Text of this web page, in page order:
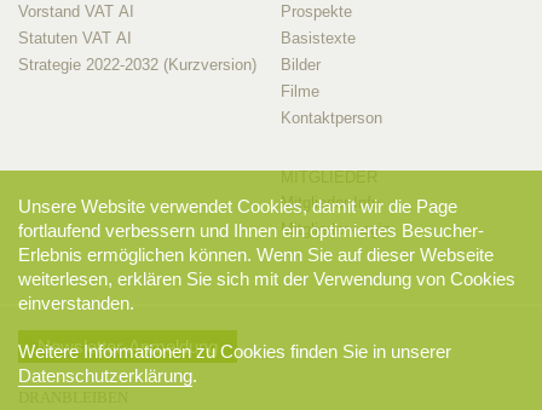
Vorstand VAT AI
Statuten VAT AI
Strategie 2022-2032 (Kurzversion)
Prospekte
Basistexte
Bilder
Filme
Kontaktperson
MITGLIEDER
Mitglieder-Info
Mitglieder-Login
Newsletter-Anmeldung
Unsere Website verwendet Cookies, damit wir die Page
fortlaufend verbessern und Ihnen ein optimiertes Besucher-
Erlebnis ermöglichen können. Wenn Sie auf dieser Webseite
weiterlesen, erklären Sie sich mit der Verwendung von Cookies
einverstanden.
Weitere Informationen zu Cookies finden Sie in unserer
Datenschutzerklärung.